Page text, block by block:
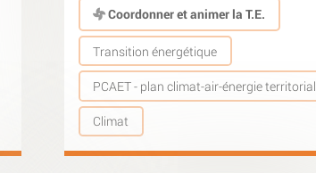
Coordonner et animer la T.E.
Transition énergétique
PCAET - plan climat-air-énergie territorial
Climat